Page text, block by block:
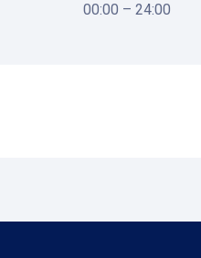
00:00 – 24:00